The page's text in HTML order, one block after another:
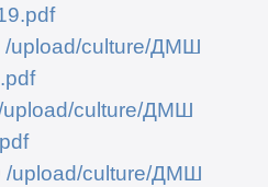
/upload/culture/ДМШ
upload/culture/ДМШ
/upload/culture/ДМШ